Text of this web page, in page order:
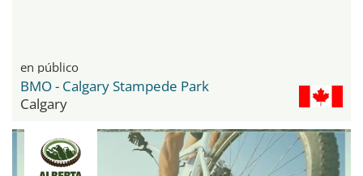
en público
BMO - Calgary Stampede Park
Calgary